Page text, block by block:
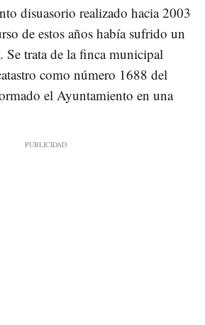
disuasorio realizado hacia 2003
de estos años había sufrido un
. Se trata de la finca municipal
como número 1688 del
el Ayuntamiento en una